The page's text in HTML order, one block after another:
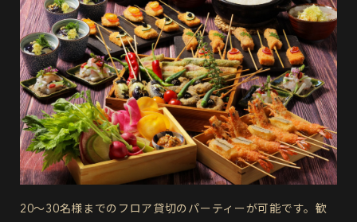
20～30名様までのフロア貸切のパーティーが可能です。歓